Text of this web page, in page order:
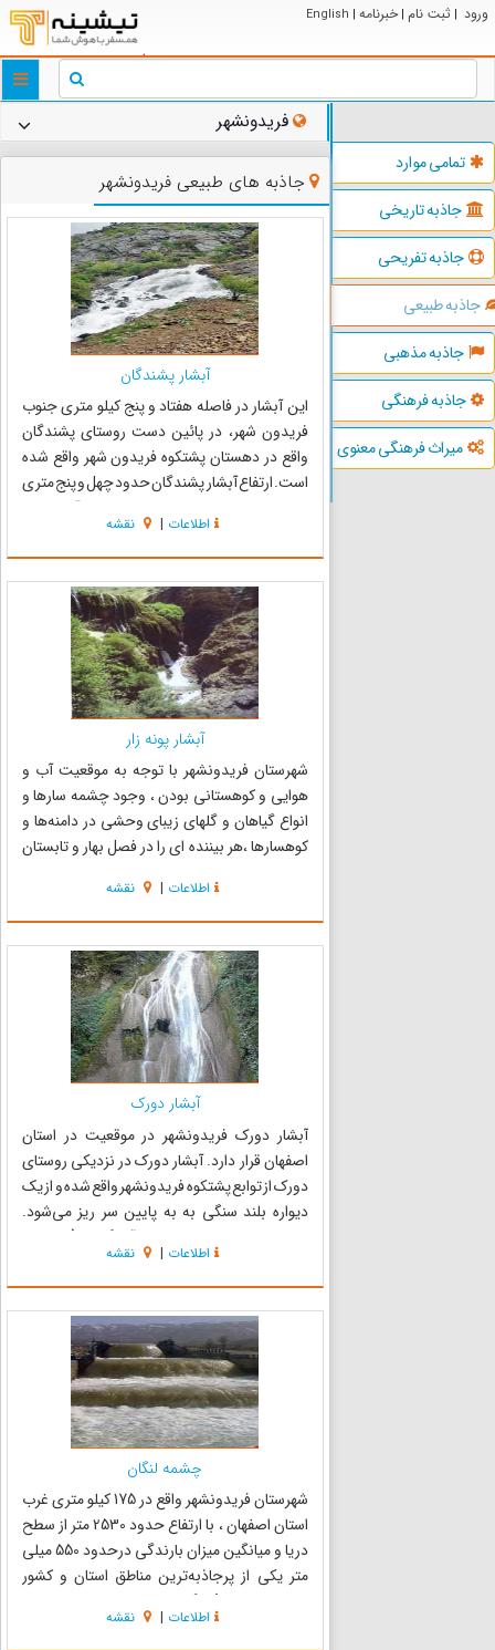
ورود | ثبت نام | خبرنامه |
English
تمامی موارد
جاذبه تاریخی
جاذبه تفریحی
جاذبه طبیعی
جاذبه مذهبی
جاذبه فرهنگی
میراث فرهنگی معنوی
فریدونشهر
جاذبه های طبیعی فریدونشهر
آبشار پشندگان
این آبشار در فاصله هفتاد و پنج کیلو متری جنوب
فریدون شهر، در پائین دست روستای پشندگان
واقع در دهستان پشتکوه فریدون شهر واقع شده
است. ارتفاع آبشار پشندگان حدود چهل و پنج متر ی
باشد که در فصول بهار و تابستان با حرکت آب بر روی
صخره‌های پائین دست جلوه ای زیبا از قدرت
آفریدگار را در این طبیع...
اطلاعات | نقشه
آبشار پونه زار
شهرستان فریدونشهر با توجه به موقعیت آب و
هوایی و کوهستانی بودن ، وجود چشمه سارها و
انواع گیاهان و گلهای زیبای وحشی در دامنه‌ها و
کوهسارها ،‌هر بیننده ای را در فصل بهار و تابستان
شهرستان فریدونشهر هر ساله در ایام بهار و تابستان
پذیرای خیل عظیمی از م...
اطلاعات | نقشه
آبشار دورک
آبشار دورک فریدونشهر در موقعیت در استان
اصفهان قرار دارد. آبشار دورک در نزدیکی روستای
دورک از توابع پشتکوه فریدونشهر واقع شده و از یک
دیواره بلند سنگی به به پایین سر ریز می‌شود.
روستای دورک در کنار رودخانه آب گوکان (رودخانه
دورک)، در فاصله حدود صد و چهل کیلومتر از
شهرستان فریدونشهرقرا...
اطلاعات | نقشه
چشمه لنگان
شهرستان فریدونشهر واقع در 175 کیلو متری غرب
استان اصفهان ، با ارتفاع حدود 2530 متر از سطح
دریا و میانگین میزان بارندگی درحدود 550 میلی
متر یکی از پرجاذبه‌ترین مناطق استان و کشور
می‌باشد. چشمهٔ لنگان در روستای سیبک از توابع
دهستان چشمه لنگان بخش مرکزی شهرستان
اطلاعات | نقشه